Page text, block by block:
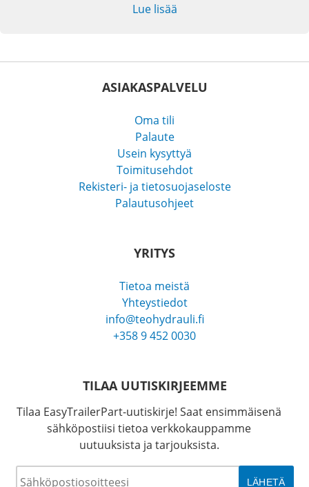
Lue lisää
ASIAKASPALVELU
Oma tili
Palaute
Usein kysyttyä
Toimitusehdot
Rekisteri- ja tietosuojaseloste
Palautusohjeet
YRITYS
Tietoa meistä
Yhteystiedot
info@teohydrauli.fi
+358 9 452 0030
TILAA UUTISKIRJEEMME
Tilaa EasyTrailerPart-uutiskirje! Saat ensimmäisenä
sähköpostiisi tietoa verkkokauppamme
uutuuksista ja tarjouksista.